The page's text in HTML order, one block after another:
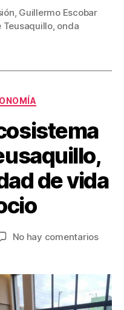
, Guillermo Escobar
Teusaquillo, onda
de vida
No hay comentariosen
en